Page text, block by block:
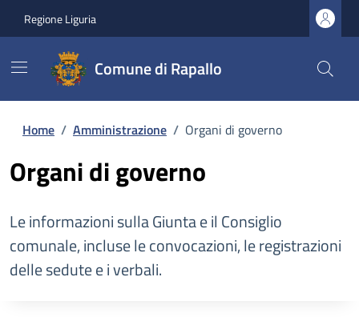
Regione Liguria
Comune di Rapallo
Home / Amministrazione / Organi di governo
Organi di governo
Le informazioni sulla Giunta e il Consiglio
comunale, incluse le convocazioni, le registrazioni
delle sedute e i verbali.